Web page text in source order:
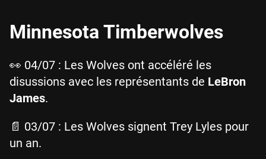
Minnesota Timberwolves
👀 04/07 : Les Wolves ont accéléré les
disussions avec les représentants de LeBron
James.
📄 03/07 : Les Wolves signent Trey Lyles pour
un an.